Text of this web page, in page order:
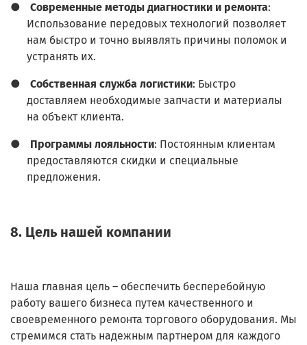
● Современные методы диагностики и ремонта:
Использование передовых технологий позволяет
нам быстро и точно выявлять причины поломок и
устранять их.
● Собственная служба логистики: Быстро
доставляем необходимые запчасти и материалы
на объект клиента.
● Программы лояльности: Постоянным клиентам
предоставляются скидки и специальные
предложения.
8. Цель нашей компании
Наша главная цель – обеспечить бесперебойную
работу вашего бизнеса путем качественного и
своевременного ремонта торгового оборудования. Мы
стремимся стать надежным партнером для каждого